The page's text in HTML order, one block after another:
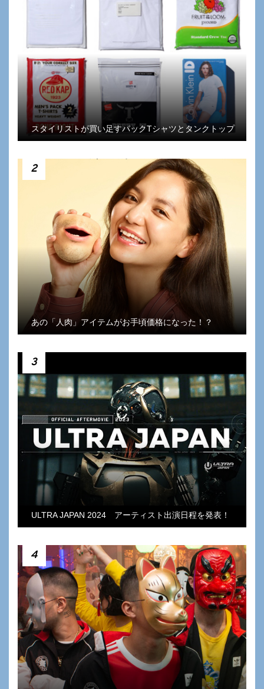
スタイリストが買い足すパックTシャツとタンクトップ
2
あの「人肉」アイテムがお手頃価格になった！？
3
ULTRA JAPAN 2024 アーティスト出演日程を発表！
4